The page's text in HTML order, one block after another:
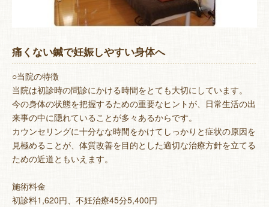
痛くない鍼で妊娠しやすい身体へ
○当院の特徴
当院は初診時の問診にかける時間をとても大切にしています。
今の身体の状態を把握するための重要なヒントが、日常生活の出
来事の中に隠れていることが多々あるからです。
カウンセリングに十分なな時間をかけてしっかりと症状の原因を
見極めることが、体質改善を目的とした適切な治療方針を立てる
ための近道ともいえます。
施術料金
初診料1,620円、不妊治療45分5,400円